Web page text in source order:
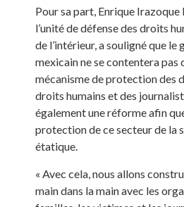
Pour sa part, Enrique Irazoque
l’unité de défense des droits
de l’intérieur, a souligné que le
mexicain ne se contentera pas
mécanisme de protection des
droits humains et des
également une réforme afin
protection de ce secteur de la
étatique.
« Avec cela, nous allons
main dans la main avec les